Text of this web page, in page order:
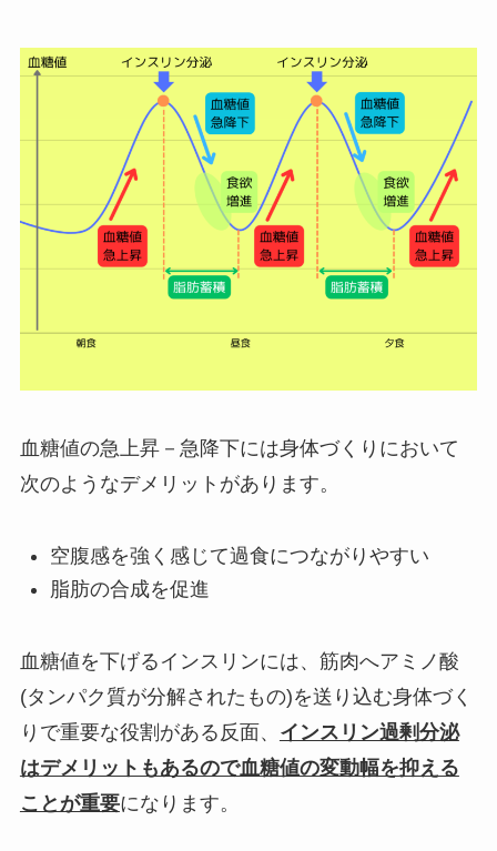
血糖値の急上昇－急降下には身体づくりにおいて
次のようなデメリットがあります。
空腹感を強く感じて過食につながりやすい
脂肪の合成を促進
血糖値を下げるインスリンには、筋肉へアミノ酸
(タンパク質が分解されたもの)を送り込む身体づく
りで重要な役割がある反面、 インスリン過剰分泌
はデメリットもあるので血糖値の変動幅を抑える
ことが重要になります。